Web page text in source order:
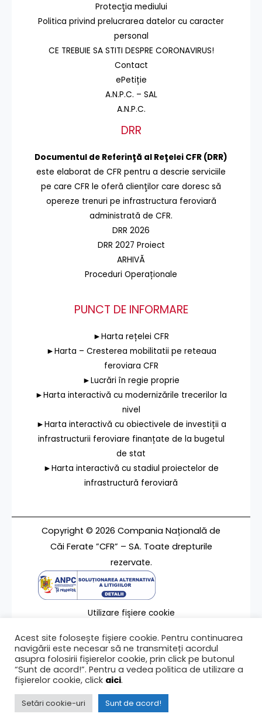
Protecţia mediului
Politica privind prelucrarea datelor cu caracter
personal
CE TREBUIE SA STITI DESPRE CORONAVIRUS!
Contact
ePetiție
A.N.P.C. – SAL
A.N.P.C.
DRR
Documentul de Referinţă al Reţelei CFR (DRR)
este elaborat de CFR pentru a descrie serviciile
pe care CFR le oferă clienţilor care doresc să
opereze trenuri pe infrastructura feroviară
administrată de CFR.
DRR 2026
DRR 2027 Proiect
ARHIVĂ
Proceduri Operaționale
PUNCT DE INFORMARE
►Harta rețelei CFR
►Harta – Cresterea mobilitatii pe reteaua
feroviara CFR
►Lucrări în regie proprie
►Harta interactivă cu modernizările trecerilor la
nivel
►Harta interactivă cu obiectivele de investiții a
infrastructurii feroviare finanțate de la bugetul
de stat
►Harta interactivă cu stadiul proiectelor de
infrastructură feroviară
Copyright © 2026 Compania Națională de
Căi Ferate ”CFR” – SA. Toate drepturile
rezervate.
Utilizare fișiere cookie
Contact
Ultima modificare a paginii 11/07/2016
Acest site folosește fișiere cookie. Pentru continuarea
navigării este necesar să ne transmiteți acordul
asupra folosirii fișierelor cookie, prin click pe butonul
“Sunt de acord!”. Pentru a vedea politica de utilizare a
fișierelor cookie, click aici.
Setări cookie-uri Sunt de acord!